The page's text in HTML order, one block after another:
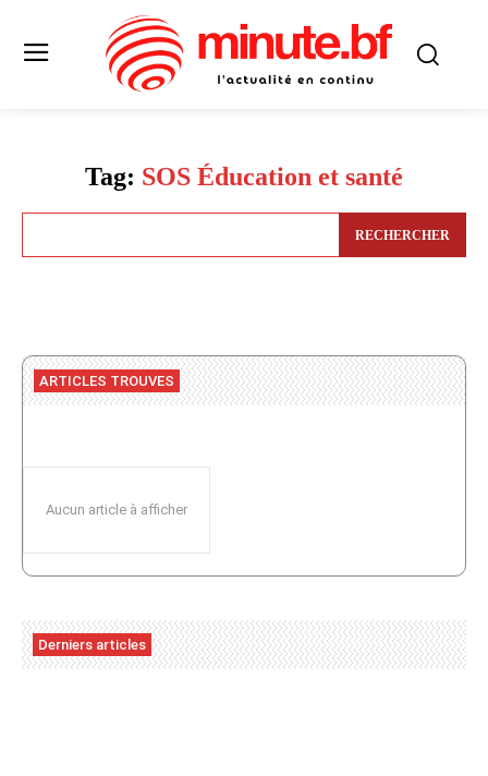
Tag: SOS Éducation et santé
RECHERCHER
ARTICLES TROUVES
Aucun article à afficher
Derniers articles